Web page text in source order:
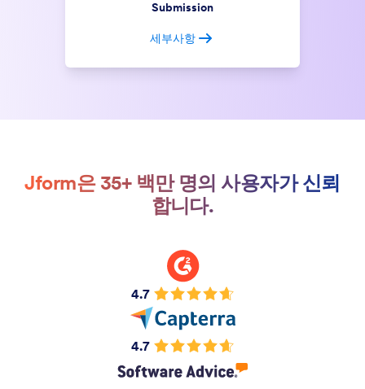
Submission
세부사항
Jform은 35+ 백만 명의 사용자가 신뢰
합니다.
4.7
4.7